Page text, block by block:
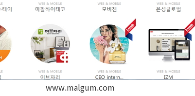
www.malgum.com